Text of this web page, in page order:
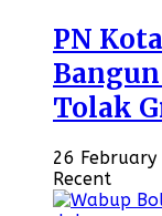
PN
Tolak
26
Recent